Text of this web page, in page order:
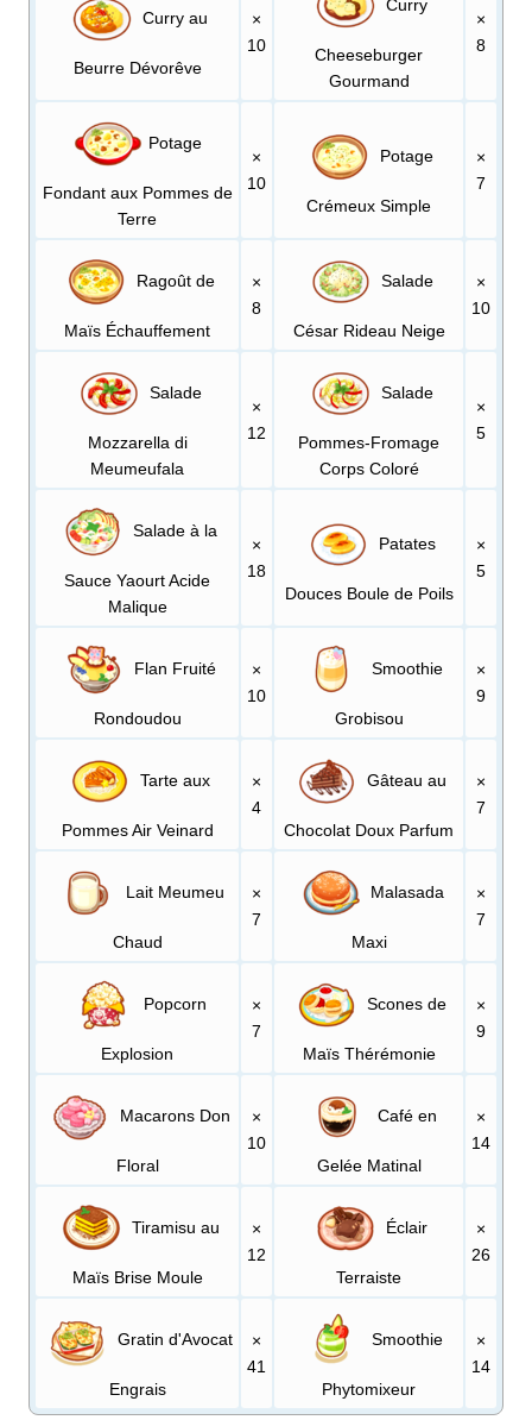
Curry au
Beurre Dévorêve
×
10
Curry
Cheeseburger
Gourmand
×
8
Potage
Fondant aux Pommes de
Terre
×
10
Potage
Crémeux Simple
×
7
Ragoût de
Maïs Échauffement
×
8
Salade
César Rideau Neige
×
10
Salade
Mozzarella di
Meumeufala
×
12
Salade
Pommes-Fromage
Corps Coloré
×
5
Salade à la
Sauce Yaourt Acide
Malique
×
18
Patates
Douces Boule de Poils
×
5
Flan Fruité
Rondoudou
×
10
Smoothie
Grobisou
×
9
Tarte aux
Pommes Air Veinard
×
4
Gâteau au
Chocolat Doux Parfum
×
7
Lait Meumeu
Chaud
×
7
Malasada
Maxi
×
7
Popcorn
Explosion
×
7
Scones de
Maïs Thérémonie
×
9
Macarons Don
Floral
×
10
Café en
Gelée Matinal
×
14
Tiramisu au
Maïs Brise Moule
×
12
Éclair
Terraiste
×
26
Gratin d'Avocat
Engrais
×
41
Smoothie
Phytomixeur
×
14